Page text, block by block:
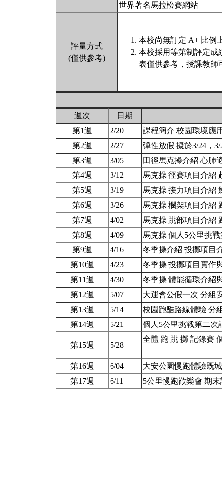
世界著名馬拉松賽網站
評量方式
(僅供參考)
本校尚無訂定 A+ 比例
本校採用等第制評定成
表僅供參考，授課教師
週次
日期
第1週
2/20
課程簡介 校園環境應
第2週
2/27
彈性放假 擬於3/24，
第3週
3/05
田徑馬克操介紹 心肺
第4週
3/12
馬克操 徑賽項目介紹
第5週
3/19
馬克操 接力項目介紹
第6週
3/26
馬克操 欄架項目介紹
第7週
4/02
馬克操 跳部項目介紹
第8週
4/09
馬克操 個人5公里挑
第9週
4/16
冬季操介紹 投擲項目
第10週
4/23
冬季操 投擲項目實作
第11週
4/30
冬季操 體能循環介紹
第12週
5/07
大運會公假一次 分組
第13週
5/14
校園跑酷路線體驗 分
第14週
5/21 個人5公里挑戰第二
第15週 5/28
全體 跑 跳 擲 記錄賽
第16週 6/04
大安公園慢跑體驗既
第17週
6/11 5公里慢跑歡樂會 期